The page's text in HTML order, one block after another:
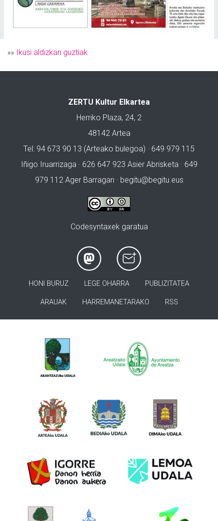
»» Ikusi aldizkari guztiak
ZERTU Kultur Elkartea
Herriko Plaza, 24, 2
48142 Artea
Tel: 94 673 90 13 (Arteako bulegoa) · 649 979 115
Iñigo Iruarrizaga · 626 647 923 Asier Abrisketa · 649
979 112 Ager Barragan · begitu@begitu.eus
Codesyntaxek garatua
HONI BURUZ LEGE OHARRA PUBLIZITATEA
ARAUAK HARREMANETARAKO RSS